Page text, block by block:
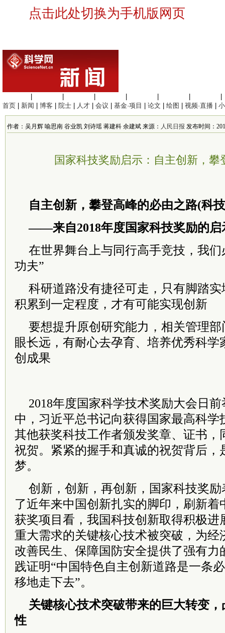
点击此处切换为手机版网页
首页
新闻 博客 院士 人才 会议 基金·项目 论文 绘图 视频·直播
作者：吴月辉 喻思南 谷业凯 刘诗瑶 蒋建科 余建斌 来源： 人民日报 发布时间：
国家科技奖励启示：自主创新，攀
自主创新，攀登高峰的必由之路(科
——来自2018年度国家科技奖励的启
在世界舞台上与同行高手竞技，我
功夫”
科研道路没有捷径可走，只有脚踏
积累到一定程度，才有可能实现创新
要想提升原创研究能力，相关管理
眼长远，有耐心去孕育、培养优秀科学
创成果
2018年度国家科学技术奖励大会日
中，习近平总书记向获得国家最高科学
其他获奖科技工作者颁发奖章、证书，
祝贺。紧紧的握手和真诚的祝贺背后，
梦。
创新，创新，再创新，国家科技奖
了近年来中国创新扎实的脚印，刷新着
获奖项目看，我国科技创新取得积极进
重大需求的关键核心技术被突破，为经
改善民生、保障国防安全提供了强有力
践证明“中国特色自主创新道路是一条
移地走下去”。
关键核心技术突破带来的巨大转变
性